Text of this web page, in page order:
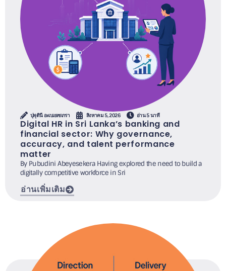
ปุพุดินี อะเบเยเซเกรา สิงหาคม 5, 2026 อ่าน 5 นาที
Digital HR in Sri Lanka’s banking and
financial sector: Why governance,
accuracy, and talent performance
matter
By Pubudini Abeyesekera Having explored the need to build a
digitally competitive workforce in Sri
อ่านเพิ่มเติม